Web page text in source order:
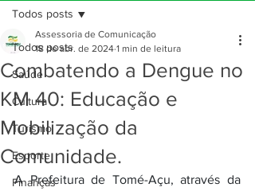
Todos posts
Saúde
Cultura
Turismo
Esporte
Finanças
Todos posts
Combatendo a Dengue no
KM 40: Educação e
Mobilização da
Comunidade.
Assessoria de Comunicação
18 de abr. de 2024 1 min de leitura
A Prefeitura de Tomé-Açu, através da